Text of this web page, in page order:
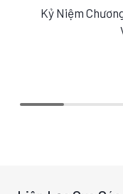
Kỷ Niệm